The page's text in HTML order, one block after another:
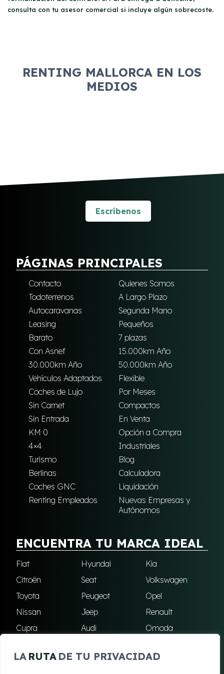
LA RUTA DE TU PRIVACIDAD
económica.
consulta con tu asesor comercial si incluye algún sobrecoste.
RENTING MALLORCA EN LOS
MEDIOS
Escríbenos
PÁGINAS PRINCIPALES
Contacto
Quienes Somos
Todoterrenos
A Largo Plazo
Autocaravanas
Segunda Mano
Leasing
Pequeños
Barato
7 plazas
Con Asnef
15.000km Año
30.000km Año
50.000km Año
Vehículos Adaptados
Flexible
Coches de Lujo
Por Meses
Sin Carnet
Compactos
Sin Entrada
En Venta
KM 0
Opción a Compra
4×4
Industriales
Turismo
Blog
Berlinas
Calculadora
Coches GNC
Liquidación
Renting Empleados
Nuevas Empresas y
Autónomos
ENCUENTRA TU MARCA IDEAL
Fiat Hyundai
Kia
Citroën
Seat
Volkswagen
Toyota
Peugeot
Opel
Nissan
Jeep
Renault
Cupra
Audi
Omoda
Skoda
Ford Todas las marcas